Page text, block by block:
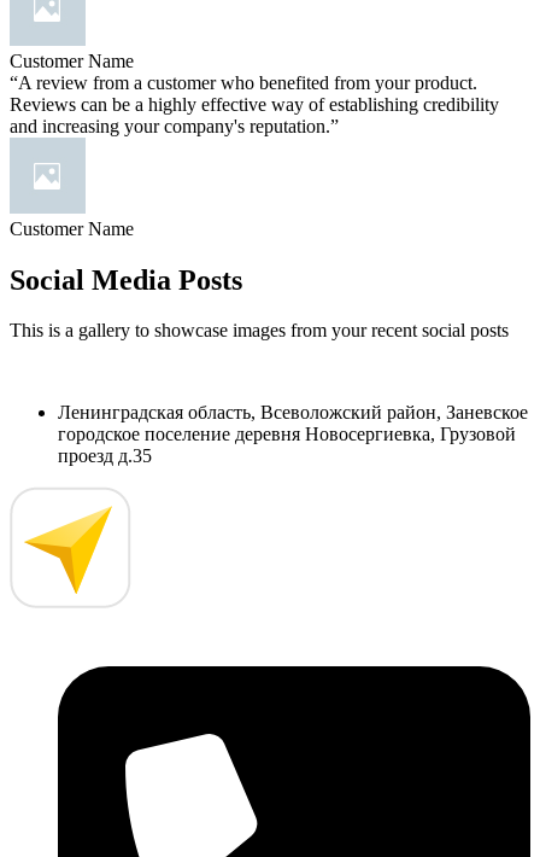
Customer Name
“A review from a customer who benefited from your product.
Reviews can be a highly effective way of establishing credibility
and increasing your company's reputation.”
Customer Name
Social Media Posts
This is a gallery to showcase images from your recent social posts
Ленинградская область, Всеволожский район, Заневское
городское поселение деревня Новосергиевка, Грузовой
проезд д.35